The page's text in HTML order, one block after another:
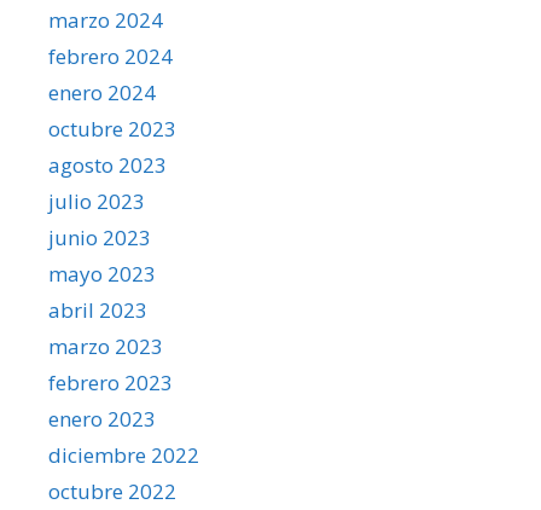
marzo 2024
febrero 2024
enero 2024
octubre 2023
agosto 2023
julio 2023
junio 2023
mayo 2023
abril 2023
marzo 2023
febrero 2023
enero 2023
diciembre 2022
octubre 2022